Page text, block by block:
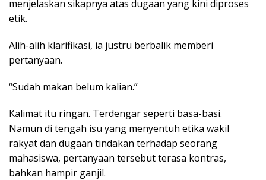
menjelaskan sikapnya atas dugaan yang kini diproses
etik.
Alih-alih klarifikasi, ia justru berbalik memberi
pertanyaan.
“Sudah makan belum kalian.”
Kalimat itu ringan. Terdengar seperti basa-basi.
Namun di tengah isu yang menyentuh etika wakil
rakyat dan dugaan tindakan terhadap seorang
mahasiswa, pertanyaan tersebut terasa kontras,
bahkan hampir ganjil.